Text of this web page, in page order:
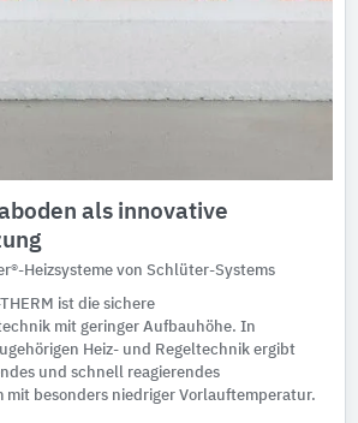
als innovative
Heizsysteme von Schlüter-Systems
ist die sichere
mit geringer Aufbauhöhe. In
Heiz- und Regeltechnik ergibt
und schnell reagierendes
mit besonders niedriger Vorlauftemperatur.